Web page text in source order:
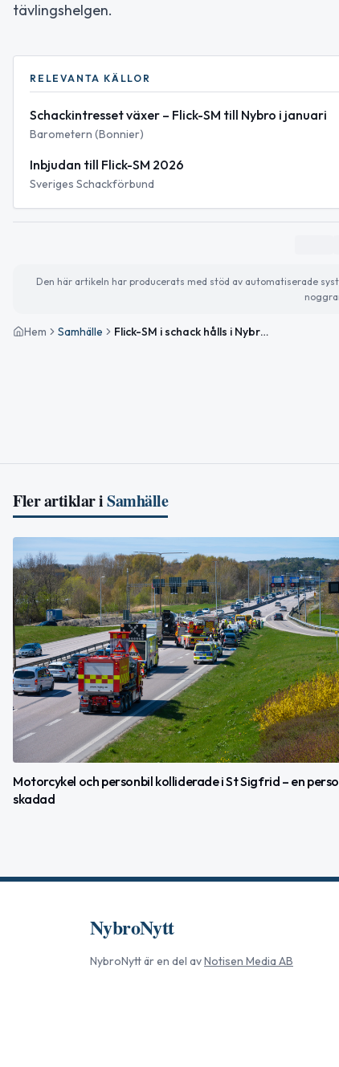
tävlingshelgen.
RELEVANTA KÄLLOR
Schackintresset växer – Flick-SM till Nybro i januari
Barometern (Bonnier)
Inbjudan till Flick-SM 2026
Sveriges Schackförbund
Den här artikeln har producerats med stöd av automatiserade
Hem Samhälle Flick-SM i schack hålls i Nybro i januari
Fler artiklar iSamhälle
Motorcykel och personbil kolliderade i St Sigfrid – en
skadad
NybroNytt
NybroNyttär en del avNotisen Media AB